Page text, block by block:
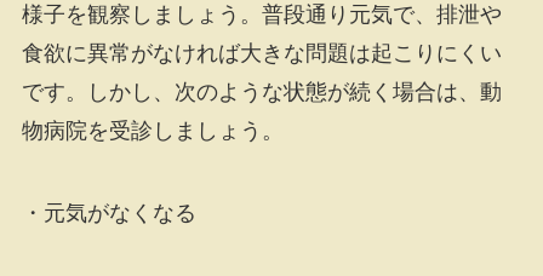
様子を観察しましょう。普段通り元気で、排泄や
食欲に異常がなければ大きな問題は起こりにくい
です。しかし、次のような状態が続く場合は、動
物病院を受診しましょう。
・元気がなくなる